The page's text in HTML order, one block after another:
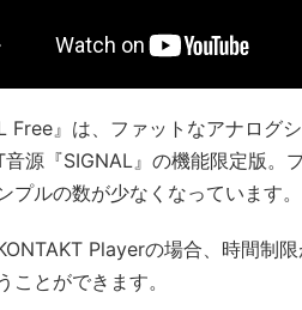
Free』は、ファットなアナロ
音源『SIGNAL』の機能限定版。
プルの数が少なくなっています。
Playerの場合、時間制
ことができます。